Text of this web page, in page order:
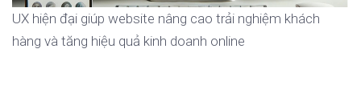
UX hiện đại giúp website nâng cao trải nghiệm khách
hàng và tăng hiệu quả kinh doanh online